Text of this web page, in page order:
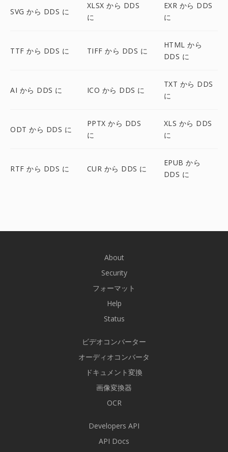
SVG から DDS に
XLSX から DDS
に
EXR から DDS
に
TTF から DDS に TIFF から DDS に
HTML から
DDS に
AI から DDS に ICO から DDS に
TXT から DDS
に
ODT から DDS に
PPTX から DDS
に
XLS から DDS
に
RTF から DDS に CUR から DDS に
EPUB から
DDS に
About
Security
フォーマット
Help
Status
ビデオコンバーター
オーディオコンバータ
ドキュメント変換
画像変換器
OCR
Developers API
API Docs